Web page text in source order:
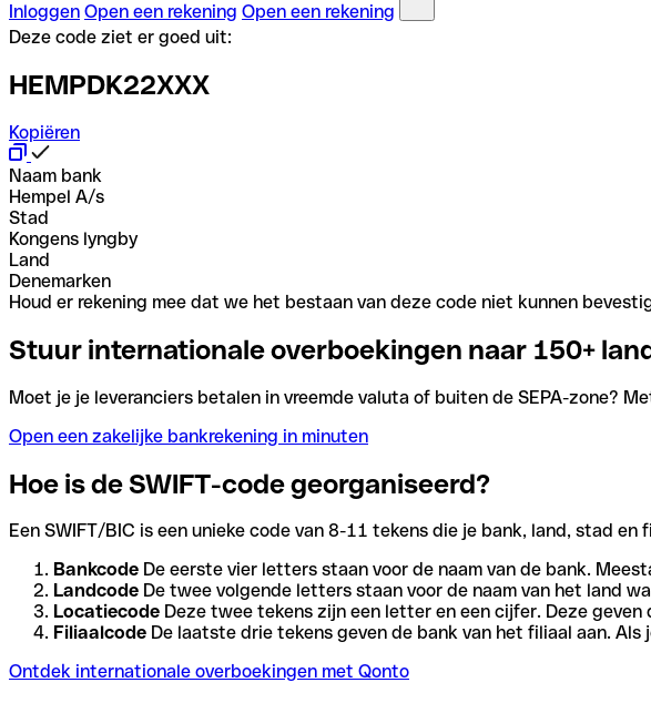
Inloggen Open een rekening Open een rekening
Deze code ziet er goed uit:
HEMPDK22XXX
Kopiëren
Naam bank
Hempel A/s
Stad
Kongens lyngby
Land
Denemarken
Houd er rekening mee dat we het bestaan van deze code niet kunnen
Stuur internationale overboekingen naar 150+
Moet je je leveranciers betalen in vreemde valuta of buiten de SEPA-zone?
Open een zakelijke bankrekening in minuten
Hoe is de SWIFT-code georganiseerd?
Een SWIFT/BIC is een unieke code van 8-11 tekens die je bank, land, stad
Bankcode De eerste vier letters staan voor de naam van de bank.
Landcode De twee volgende letters staan voor de naam van het land
Locatiecode Deze twee tekens zijn een letter en een cijfer. Deze
Filiaalcode De laatste drie tekens geven de bank van het filiaal aan.
Ontdek internationale overboekingen met Qonto